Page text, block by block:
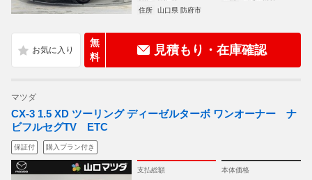
住所
山口県 防府市
無
料
見積もり・在庫確認
マツダ
CX-3 1.5 XD ツーリング ディーゼルターボ ワンオーナー ナ
ビフルセグTV ETC
保証付 購入プラン付き
支払総額 本体価格